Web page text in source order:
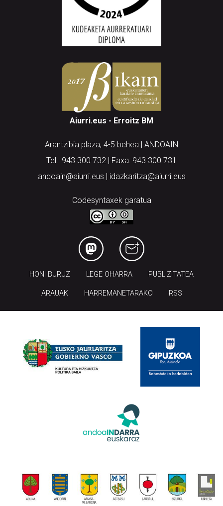
Aiurri.eus - Erroitz BM
Arantzibia plaza, 4-5 behea | ANDOAIN
Tel.: 943 300 732 | Faxa: 943 300 731
andoain@aiurri.eus | idazkaritza@aiurri.eus
Codesyntaxek garatua
HONI BURUZ LEGE OHARRA PUBLIZITATEA
ARAUAK HARREMANETARAKO RSS